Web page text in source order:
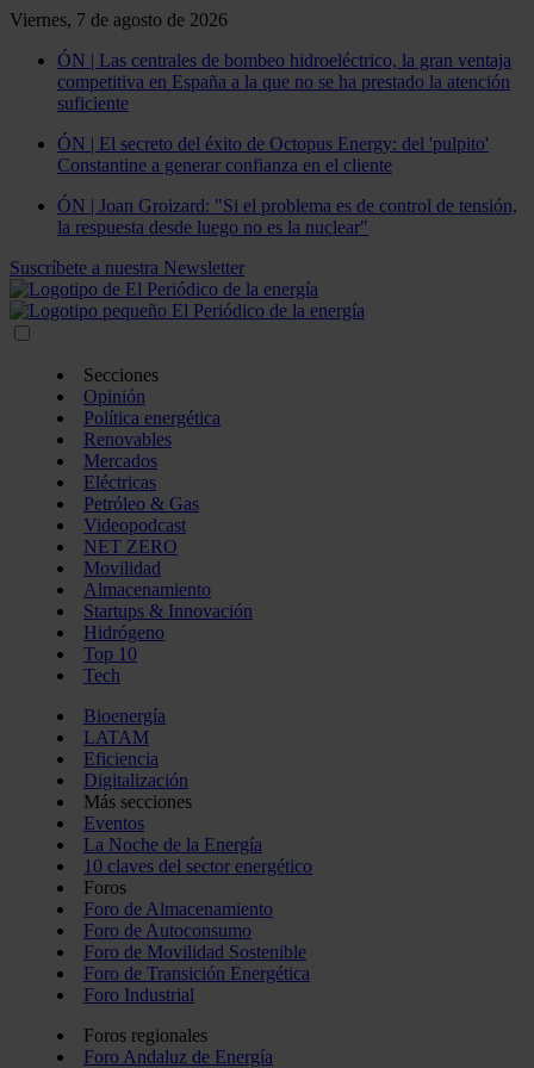
Viernes, 7 de agosto de 2026
ÓN | Las centrales de bombeo hidroeléctrico, la gran ventaja
competitiva en España a la que no se ha prestado la atención
suficiente
ÓN | El secreto del éxito de Octopus Energy: del 'pulpito'
Constantine a generar confianza en el cliente
ÓN | Joan Groizard: "Si el problema es de control de tensión,
la respuesta desde luego no es la nuclear"
Suscríbete a nuestra Newsletter
Secciones
Opinión
Política energética
Renovables
Mercados
Eléctricas
Petróleo & Gas
Videopodcast
NET ZERO
Movilidad
Almacenamiento
Startups & Innovación
Hidrógeno
Top 10
Tech
Bioenergía
LATAM
Eficiencia
Digitalización
Más secciones
Eventos
La Noche de la Energía
10 claves del sector energético
Foros
Foro de Almacenamiento
Foro de Autoconsumo
Foro de Movilidad Sostenible
Foro de Transición Energética
Foro Industrial
Foros regionales
Foro Andaluz de Energía